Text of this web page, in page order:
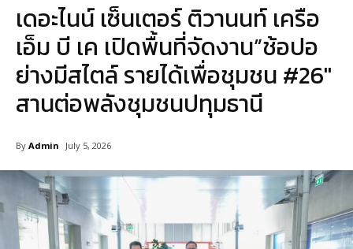
เดอะไนน์ เซ็นเตอร์ ติวานนท์ เครือ
เอ็ม บี เค เปิดพื้นที่จัดงาน”ช้อปอ
ย่างมีสไตล์ รายได้เพื่อชุมชน #26″
สานต่อพลังชุมชนปทุมธานี
By Admin July 5, 2026